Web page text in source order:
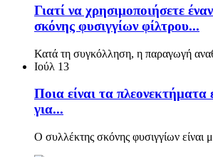
Γιατί να χρησιμοποιήσετε
σκόνης φυσιγγίων φίλτρου...
Κατά τη συγκόλληση, η παραγωγή
Ιούλ 13
Ποια είναι τα πλεονεκτήματα
για...
Ο συλλέκτης σκόνης φυσιγγίων είναι